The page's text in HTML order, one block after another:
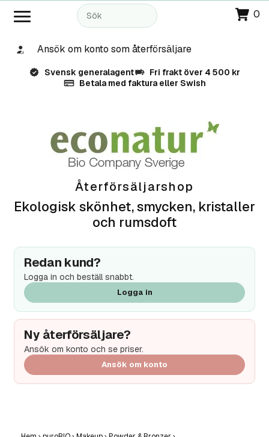
0
Ansök om konto som återförsäljare
Svensk generalagent
Fri frakt över 4 500 kr
Betala med faktura eller Swish
Återförsäljarshop
Ekologisk skönhet, smycken, kristaller
och rumsdoft
Redan kund?
Logga in och beställ snabbt.
Logga in
Ny återförsäljare?
Ansök om konto och se priser.
Ansök om konto